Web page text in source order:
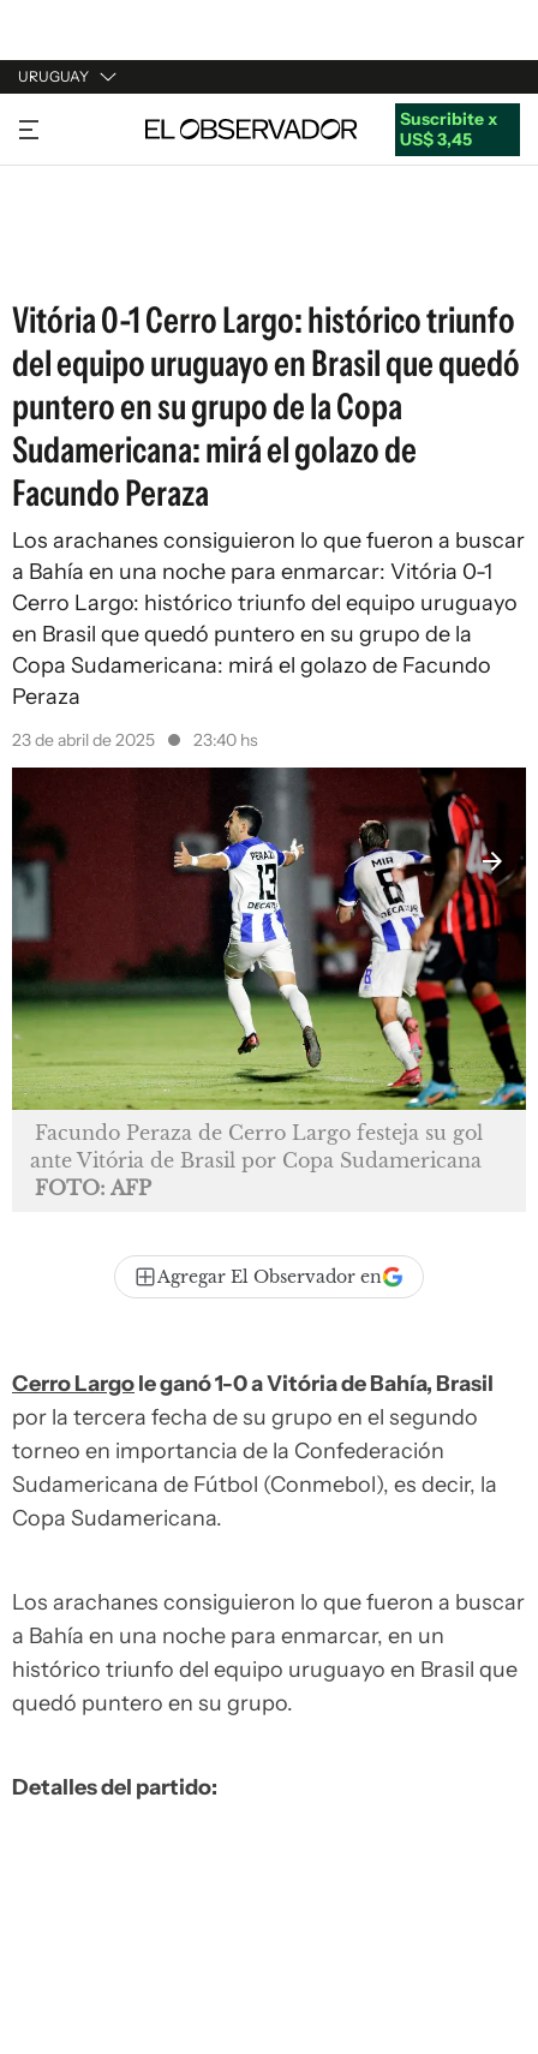
URUGUAY
URUGUAY
ARGENTINA
Suscribite x
US$ 3,45
Vitória 0-1 Cerro Largo: histórico triunfo
del equipo uruguayo en Brasil que quedó
puntero en su grupo de la Copa
Sudamericana: mirá el golazo de
Facundo Peraza
Los arachanes consiguieron lo que fueron a buscar
a Bahía en una noche para enmarcar: Vitória 0-1
Cerro Largo: histórico triunfo del equipo uruguayo
en Brasil que quedó puntero en su grupo de la
Copa Sudamericana: mirá el golazo de Facundo
Peraza
23 de abril de 2025 23:40 hs
Facundo Peraza de Cerro Largo festeja su gol
ante Vitória de Brasil por Copa Sudamericana
FOTO: AFP
Agregar El Observador en
Cerro Largole ganó 1-0 a Vitória de Bahía, Brasil
por la tercera fecha de su grupo en el segundo
torneo en importancia de la Confederación
Sudamericana de Fútbol (Conmebol), es decir, la
Copa Sudamericana.
Los arachanes consiguieron lo que fueron a buscar
a Bahía en una noche para enmarcar, en un
histórico triunfo del equipo uruguayo en Brasil que
quedó puntero en su grupo.
Detalles del partido: